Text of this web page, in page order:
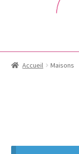
Accueil Maisons